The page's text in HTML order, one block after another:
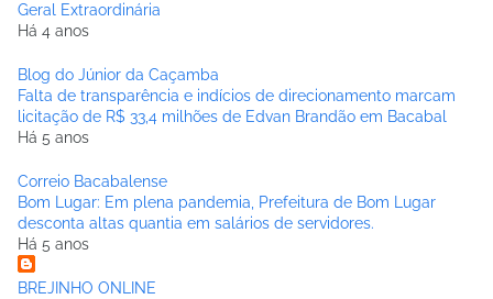
Geral Extraordinária
Há 4 anos
Blog do Júnior da Caçamba
Falta de transparência e indícios de direcionamento marcam
licitação de R$ 33,4 milhões de Edvan Brandão em Bacabal
Há 5 anos
Correio Bacabalense
Bom Lugar: Em plena pandemia, Prefeitura de Bom Lugar
desconta altas quantia em salários de servidores.
Há 5 anos
BREJINHO ONLINE